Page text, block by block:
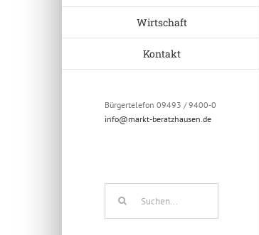
Wirtschaft
Kontakt
Bürgertelefon 09493 / 9400-0
info@markt-beratzhausen.de